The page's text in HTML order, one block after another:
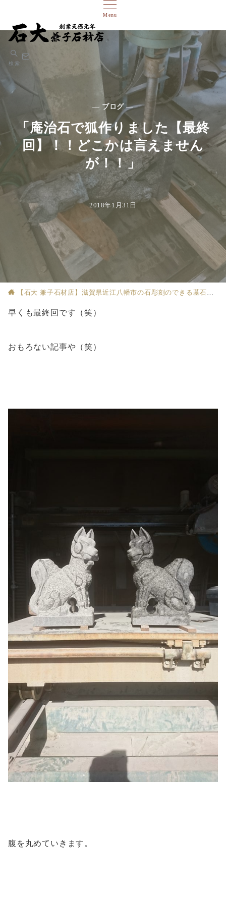
Menu
検索
— ブログ —
「庵治石で狐作りました【最終
回】！！どこかは言えません
が！！」
2018年1月31日
【石大 兼子石材店】滋賀県近江八幡市の石彫刻のできる墓石店
早くも最終回です（笑）
おもろない記事や（笑）
腹を丸めていきます。